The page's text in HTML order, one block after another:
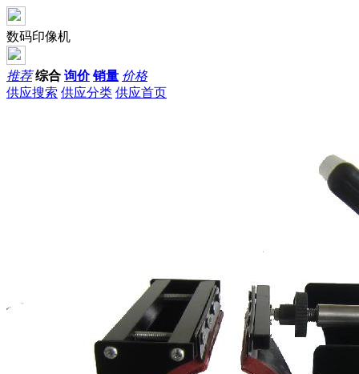
数码印像机
推荐 综合 询价 销量 价格
供应搜索 供应分类 供应首页